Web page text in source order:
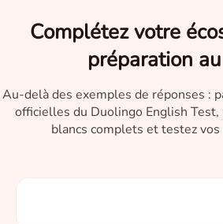
Complétez votre
préparation
Au-delà des exemples de réponses :
officielles du Duolingo English Test,
blancs complets et testez vos